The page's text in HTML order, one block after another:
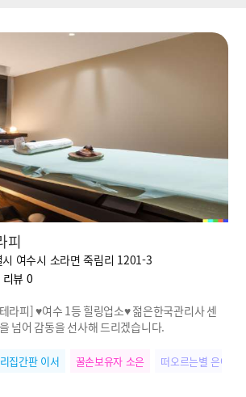
피
시 여수시 소라면 죽림리 1201-3
리뷰 0
라피] ♥여수 1등 힐링업소♥ 젊은한국관리사 센
넘어 감동을 선사해 드리겠습니다.
집간판 이서 꿀손보유자 소은 떠오르는별 은아